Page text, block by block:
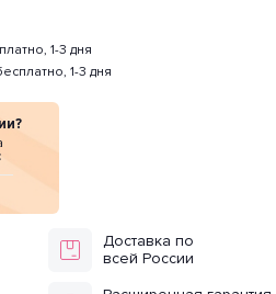
1-3 дня
1-3 дня
Доставка по
всей России